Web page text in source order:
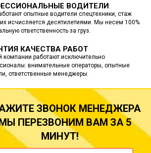
ВОДИТЕЛИ
опытные водители спецтехники, стаж
исчисляется десятилетиями. Мы несем 100%
ответственность за груз.
КАЧЕСТВА РАБОТ
компании работают исключительно
внимательные операторы, опытные
ответственные менеджеры.
ЗВОНОК МЕНЕДЖЕРА
ПЕРЕЗВОНИМ ВАМ ЗА 5
МИНУТ!